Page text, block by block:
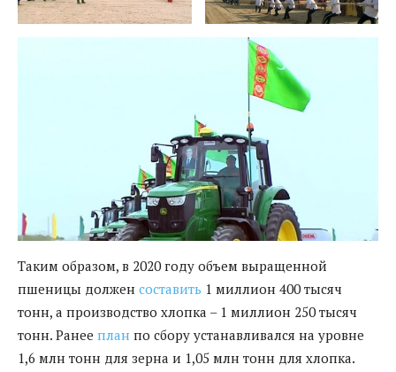
Таким образом, в 2020 году объем выращенной
пшеницы должен составить 1 миллион 400 тысяч
тонн, а производство хлопка – 1 миллион 250 тысяч
тонн. Ранее план по сбору устанавливался на уровне
1,6 млн тонн для зерна и 1,05 млн тонн для хлопка.